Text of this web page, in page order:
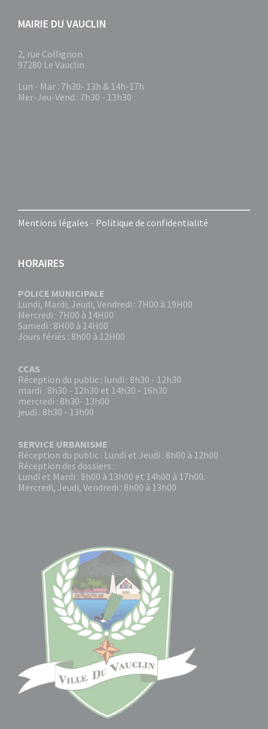
MAIRIE DU VAUCLIN
2, rue Collignon
97280 Le Vauclin
Lun - Mar : 7h30- 13h & 14h-17h
Mer-Jeu-Vend : 7h30 - 13h30
Mentions légales - Politique de confidentialité
HORAIRES
POLICE MUNICIPALE
Lundi, Mardi, Jeudi, Vendredi : 7H00 à 19H00
Mercredi : 7H00 à 14H00
Samedi : 8H00 à 14H00
Jours fériés : 8h00 à 12H00
CCAS
Réception du public : lundi : 8h30 - 12h30
mardi : 8h30 - 12h30 et 14h30 - 16h30
mercredi : 8h30- 13h00
jeudi : 8h30 - 13h00
SERVICE URBANISME
Réception du public : Lundi et Jeudi : 8h00 à 12h00
Réception des dossiers :
Lundi et Mardi : 8h00 à 13h00 et 14h00 à 17h00.
Mercredi, Jeudi, Vendredi : 8h00 à 13h00